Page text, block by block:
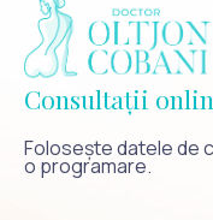
Consultații
Folosește datele de
o programare.